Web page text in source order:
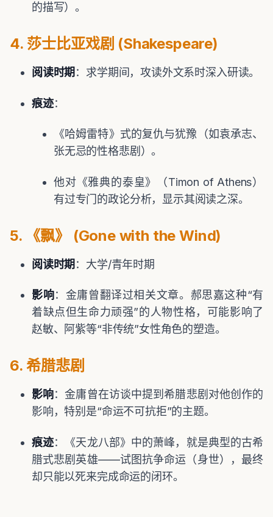
的描写）。
4. 莎士比亚戏剧 (Shakespeare)
阅读时期 ：求学期间，攻读外文系时深入研读。
痕迹：
《哈姆雷特》式的复仇与犹豫（如袁承志、
张无忌的性格悲剧）。
他对《雅典的泰皇》（Timon of Athens）
有过专门的政论分析，显示其阅读之深。
5. 《飘》 (Gone with the Wind)
阅读时期 ：大学/青年时期
影响：金庸曾翻译过相关文章。郝思嘉这种“有
着缺点但生命力顽强”的人物性格，可能影响了
赵敏、阿紫等“非传统”女性角色的塑造。
6. 希腊悲剧
影响：金庸曾在访谈中提到希腊悲剧对他创作的
影响，特别是“命运不可抗拒”的主题。
痕迹：《天龙八部》中的萧峰，就是典型的古希
腊式悲剧英雄——试图抗争命运（身世），最终
却只能以死来完成命运的闭环。